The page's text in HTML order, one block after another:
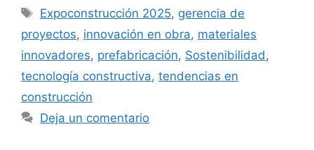
Etiquetas
Expoconstrucción 2025, gerencia de
proyectos, innovación en obra, materiales
innovadores, prefabricación, Sostenibilidad ,
tecnología constructiva, tendencias en
construcción
Deja un comentario